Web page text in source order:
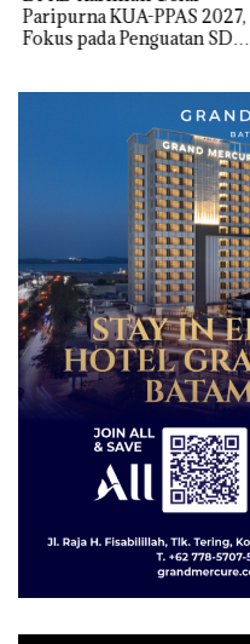
Paripurna KUA-PPAS 2027,
Fokus pada Penguatan SDM,